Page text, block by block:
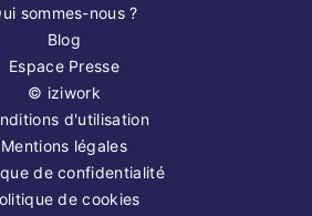
sommes-nous ?
Blog
Espace Presse
© iziwork
d'utilisation
Mentions légales
de confidentialité
de cookies